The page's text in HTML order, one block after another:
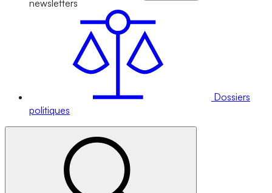
newsletters
Dossiers
politiques